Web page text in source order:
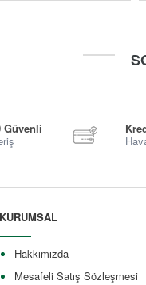
Güvenli
KURUMSAL
Hakkımızda
Mesafeli Satış Sözleşmesi